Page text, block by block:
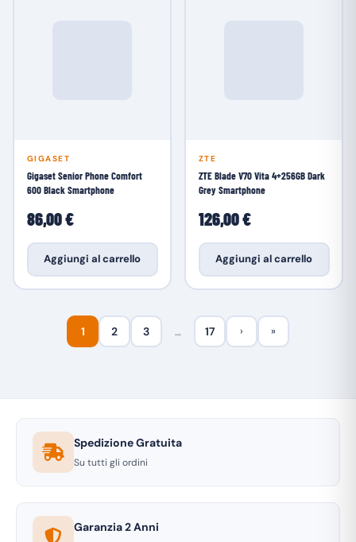
GIGASET
Gigaset Senior Phone Comfort
600 Black Smartphone
86,00 €
Aggiungi al carrello
ZTE
ZTE Blade V70 Vita 4+256GB Dark
Grey Smartphone
126,00 €
Aggiungi al carrello
1 2 3 … 17 › »
Spedizione Gratuita
Su tutti gli ordini
Garanzia 2 Anni